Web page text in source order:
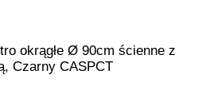
okrągłe Ø 90cm ścienne z
Czarny CASPCT